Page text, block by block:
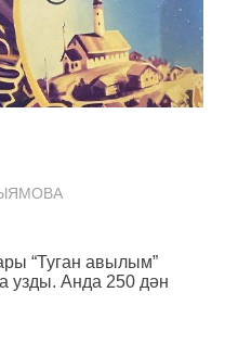
“Туган авылым”
узды. Анда 250 дән